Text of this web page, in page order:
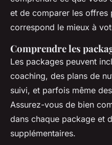
et de comparer les offres
correspond le mieux à
Comprendre les
Les packages peuvent
coaching, des plans de
suivi, et parfois même
Assurez-vous de bien
dans chaque package et
supplémentaires.